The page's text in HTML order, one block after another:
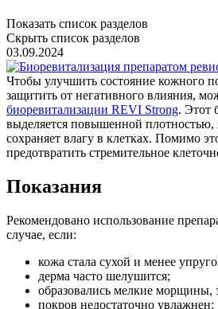
Показать список разделов
Скрыть список разделов
03.09.2024
Чтобы улучшить состояние кожного
защитить от негативного влияния,
биоревитализации REVI Strong. Этот
выделяется повышенной плотностью,
сохраняет влагу в клетках. Помимо
предотвратить стремительное
Показания
Рекомендовано использование
случае, если:
кожа стала сухой и менее
дерма часто шелушится;
образовались мелкие морщины,
покров недостаточно увлажнен;